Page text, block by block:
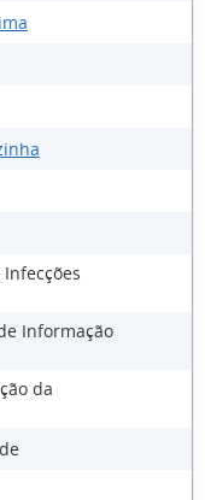
Informação
da